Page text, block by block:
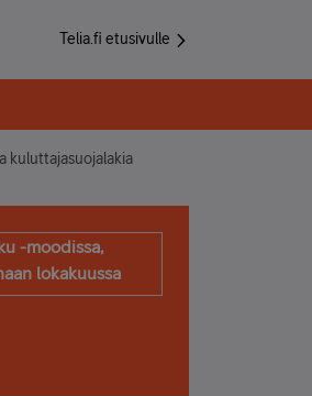
Telia.fi etusivulle
kuluttajasuojalakia
-moodissa,
lokakuussa